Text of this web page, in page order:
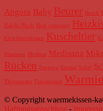
Angora Baby Beurer Bosch
Habibi Plush Heat company
Kirschkernkissen Kuscheltier
Mammut Medima Medisana
Rücken Sangora Sanitas Schaf
Thermacare Träumeland
© Copyright waermekissen-
Haftungsausschluss -